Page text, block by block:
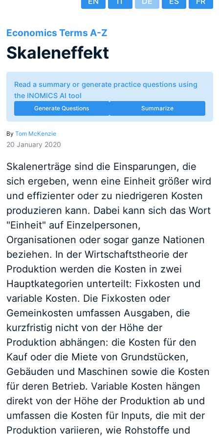
Economics Terms A-Z
Skaleneffekt
Read a summary or generate practice questions using
the INOMICS AI tool
Generate Questions Summarize
By Tom McKenzie
20 January 2020
Skalenerträge sind die Einsparungen, die
sich ergeben, wenn eine Einheit größer wird
und effizienter oder zu niedrigeren Kosten
produzieren kann. Dabei kann sich das Wort
"Einheit" auf Einzelpersonen,
Organisationen oder sogar ganze Nationen
beziehen. In der Wirtschaftstheorie der
Produktion werden die Kosten in zwei
Hauptkategorien unterteilt: Fixkosten und
variable Kosten. Die Fixkosten oder
Gemeinkosten umfassen Ausgaben, die
kurzfristig nicht von der Höhe der
Produktion abhängen: die Kosten für den
Kauf oder die Miete von Grundstücken,
Gebäuden und Maschinen sowie die Kosten
für deren Betrieb. Variable Kosten hängen
direkt von der Höhe der Produktion ab und
umfassen die Kosten für Inputs, die mit der
Produktion variieren, wie Rohstoffe und